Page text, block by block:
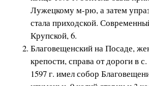
Лужецкому м-рю, а затем
стала приходской.
Крупской, 6.
Благовещенский на Посаде,
крепости, справа от дороги в
1597 г. имел собор